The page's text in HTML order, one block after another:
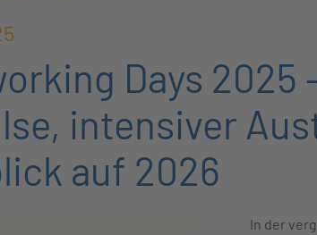
Days 2025
intensiver
auf 2026
In der